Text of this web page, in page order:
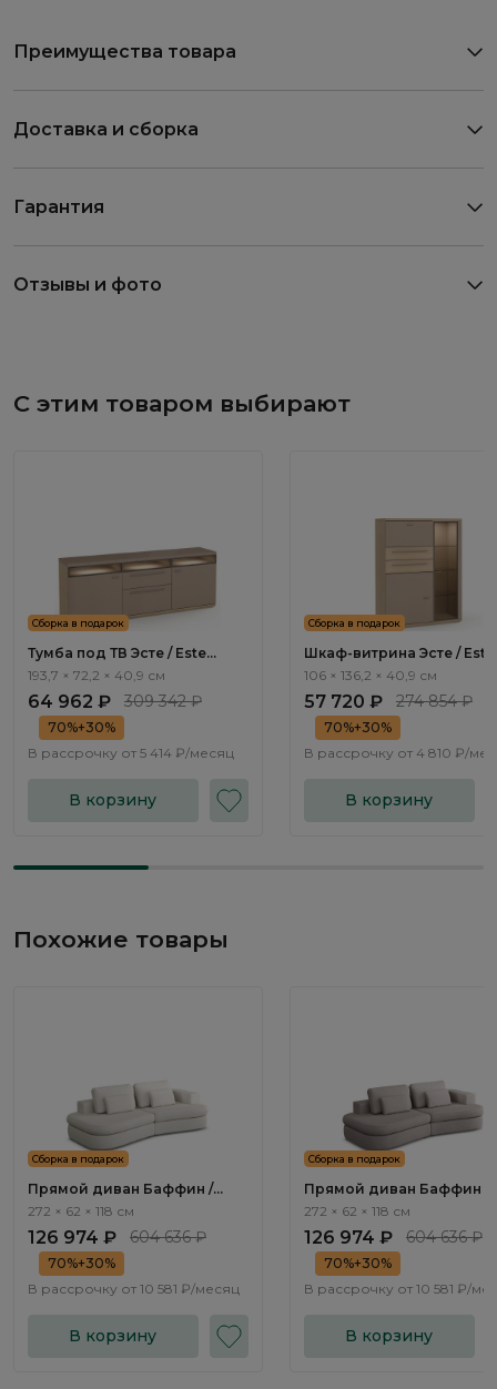
Преимущества товара
Доставка и сборка
Гарантия
Отзывы и фото
С этим товаром выбирают
Сборка в подарок
Тумба под ТВ Эсте / Este
ST503.1
193,7 × 72,2 × 40,9 см
64 962 ₽ 309 342 ₽
70%+30%
В рассрочку от 5 414 ₽/месяц
В корзину
Сборка в подарок
Шкаф-витрина Эсте / Este
ST504.6
106 × 136,2 × 40,9 см
57 720 ₽ 274 854 ₽
70%+30%
В рассрочку от 4 810 ₽/
В корзину
Похожие товары
Сборка в подарок
Прямой диван Баффин /
Baffin ММ113.24 с
272 × 62 × 118 см
126 974 ₽ 604 636 ₽
70%+30%
В рассрочку от 10 581 ₽/месяц
В корзину
Сборка в подарок
Прямой диван Баффин /
Baffin ММ113.25 с
272 × 62 × 118 см
126 974 ₽ 604 636 ₽
70%+30%
В рассрочку от 10 581 ₽/
В корзину